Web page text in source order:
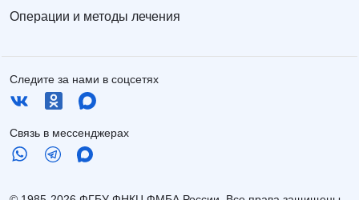
Операции и методы лечения
Следите за нами в соцсетях
Связь в мессенджерах